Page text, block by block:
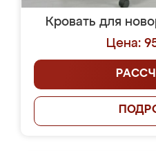
Кровать для
Цена: